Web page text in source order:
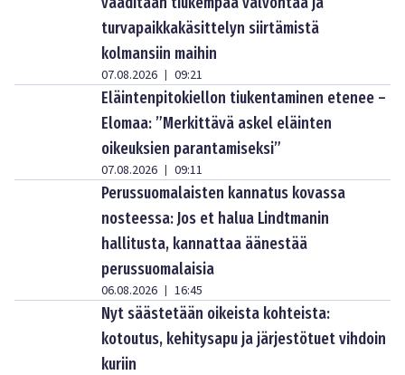
turvapaikkakäsittelyn siirtämistä
kolmansiin maihin
07.08.2026 | 09:21
Eläintenpitokiellon tiukentaminen etenee –
Elomaa: ”Merkittävä askel eläinten
oikeuksien parantamiseksi”
07.08.2026 | 09:11
Perussuomalaisten kannatus kovassa
nosteessa: Jos et halua Lindtmanin
hallitusta, kannattaa äänestää
perussuomalaisia
06.08.2026 | 16:45
Nyt säästetään oikeista kohteista:
kotoutus, kehitysapu ja järjestötuet vihdoin
kuriin